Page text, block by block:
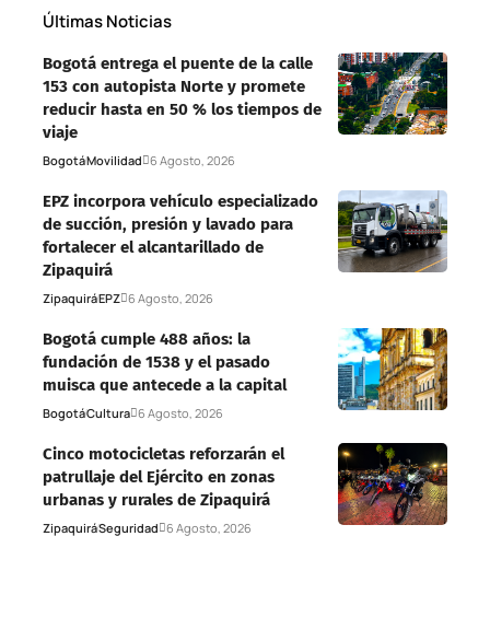
Últimas Noticias
Bogotá entrega el puente de la calle
153 con autopista Norte y promete
reducir hasta en 50 % los tiempos de
viaje
BogotáMovilidad 6 Agosto, 2026
EPZ incorpora vehículo especializado
de succión, presión y lavado para
fortalecer el alcantarillado de
Zipaquirá
ZipaquiráEPZ 6 Agosto, 2026
Bogotá cumple 488 años: la
fundación de 1538 y el pasado
muisca que antecede a la capital
BogotáCultura 6 Agosto, 2026
Cinco motocicletas reforzarán el
patrullaje del Ejército en zonas
urbanas y rurales de Zipaquirá
ZipaquiráSeguridad 6 Agosto, 2026